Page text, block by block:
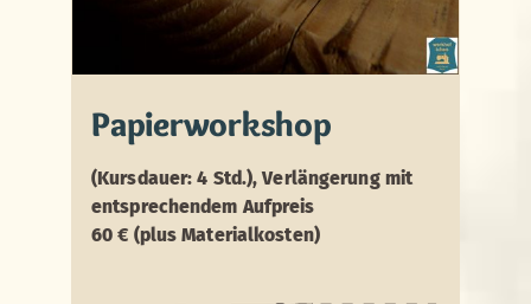
Papierworkshop
(Kursdauer: 4 Std.), Verlängerung mit
entsprechendem Aufpreis
60 € (plus Materialkosten)